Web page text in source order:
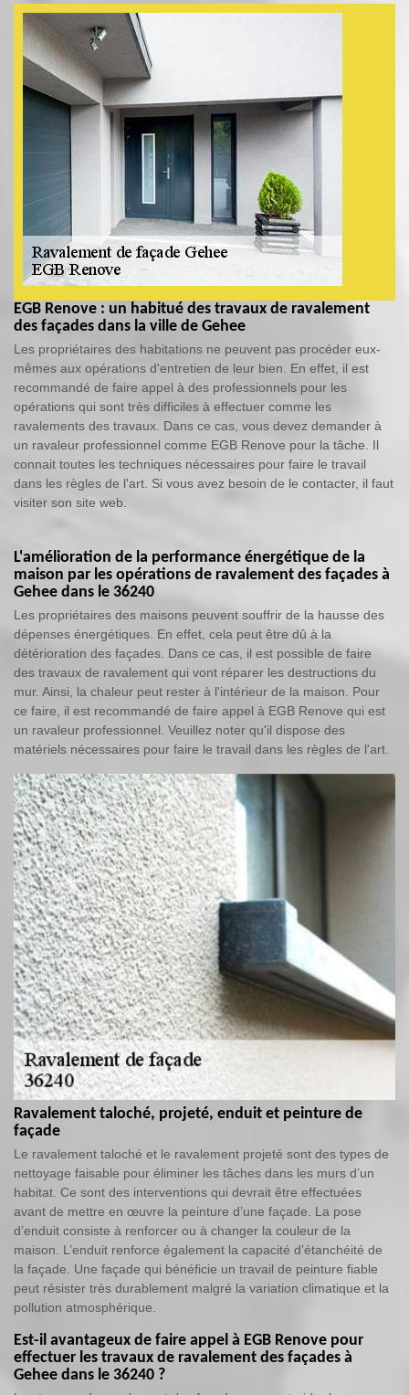
EGB Renove : un habitué des travaux de ravalement
des façades dans la ville de Gehee
Les propriétaires des habitations ne peuvent pas procéder eux-
mêmes aux opérations d'entretien de leur bien. En effet, il est
recommandé de faire appel à des professionnels pour les
opérations qui sont très difficiles à effectuer comme les
ravalements des travaux. Dans ce cas, vous devez demander à
un ravaleur professionnel comme EGB Renove pour la tâche. Il
connait toutes les techniques nécessaires pour faire le travail
dans les règles de l'art. Si vous avez besoin de le contacter, il faut
visiter son site web.
L'amélioration de la performance énergétique de la
maison par les opérations de ravalement des façades à
Gehee dans le 36240
Les propriétaires des maisons peuvent souffrir de la hausse des
dépenses énergétiques. En effet, cela peut être dû à la
détérioration des façades. Dans ce cas, il est possible de faire
des travaux de ravalement qui vont réparer les destructions du
mur. Ainsi, la chaleur peut rester à l'intérieur de la maison. Pour
ce faire, il est recommandé de faire appel à EGB Renove qui est
un ravaleur professionnel. Veuillez noter qu'il dispose des
matériels nécessaires pour faire le travail dans les règles de l'art.
Ravalement taloché, projeté, enduit et peinture de
façade
Le ravalement taloché et le ravalement projeté sont des types de
nettoyage faisable pour éliminer les tâches dans les murs d’un
habitat. Ce sont des interventions qui devrait être effectuées
avant de mettre en œuvre la peinture d’une façade. La pose
d’enduit consiste à renforcer ou à changer la couleur de la
maison. L’enduit renforce également la capacité d’étanchéité de
la façade. Une façade qui bénéficie un travail de peinture fiable
peut résister très durablement malgré la variation climatique et la
pollution atmosphérique.
Est-il avantageux de faire appel à EGB Renove pour
effectuer les travaux de ravalement des façades à
Gehee dans le 36240 ?